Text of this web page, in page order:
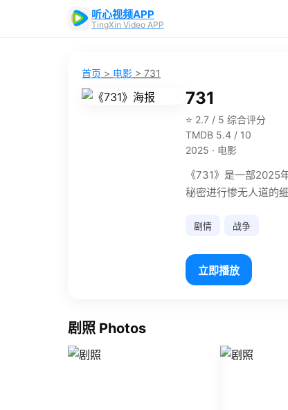
听心视频APP
TingXin Video APP
首页 > 电影 > 731
731
⭐ 2.7 / 5 综合评分
TMDB 5.4 / 10
2025 · 电影
《731》是一部2025
秘密进行惨无人道的
剧情 战争
立即播放
剧照 Photos